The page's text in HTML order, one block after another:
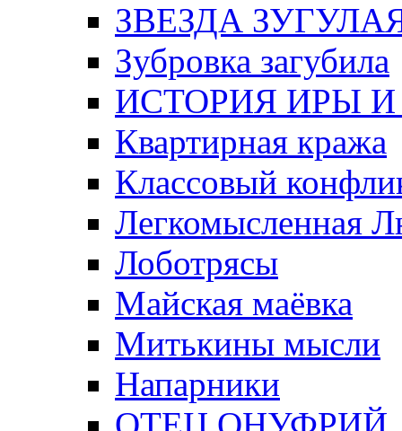
ЗВЕЗДА
Зубровка загубила
ИСТОРИЯ ИРЫ
Квартирная кража
Классовый
Легкомысленная
Лоботрясы
Майская маёвка
Митькины мысли
Напарники